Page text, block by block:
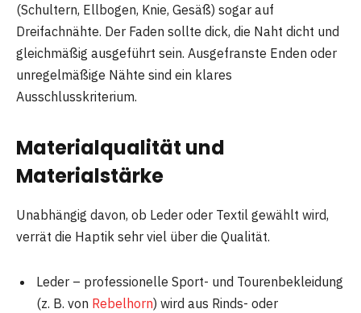
(Schultern, Ellbogen, Knie, Gesäß) sogar auf
Dreifachnähte. Der Faden sollte dick, die Naht dicht und
gleichmäßig ausgeführt sein. Ausgefranste Enden oder
unregelmäßige Nähte sind ein klares
Ausschlusskriterium.
Materialqualität und
Materialstärke
Unabhängig davon, ob Leder oder Textil gewählt wird,
verrät die Haptik sehr viel über die Qualität.
Leder – professionelle Sport- und Tourenbekleidung
(z. B. von Rebelhorn) wird aus Rinds- oder